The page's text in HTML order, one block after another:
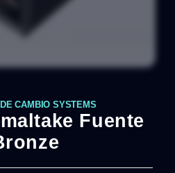
CAMBIO SYSTEMS
Fuente